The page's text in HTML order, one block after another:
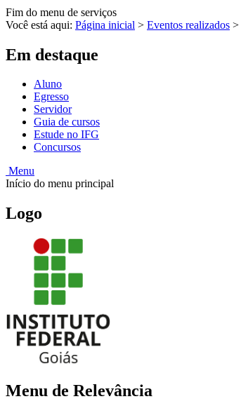
Fim do menu de serviços
Você está aqui: Página inicial > Eventos realizados >
Em destaque
Aluno
Egresso
Servidor
Guia de cursos
Estude no IFG
Concursos
Menu
Início do menu principal
Logo
Menu de Relevância